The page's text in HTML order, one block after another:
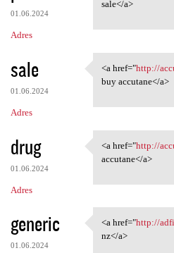
01.06.2024
Adres
sale</a>
sale
01.06.2024
Adres
<a href="http://
<a href="http://
buy accutane</a>
drug
01.06.2024
Adres
<a href="http://
<a href="http://
accutane</a>
generic
01.06.2024
<a href="http://
<a href="http://
nz</a>